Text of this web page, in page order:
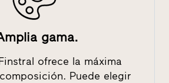
gama.
ofrece la máxima
Puede elegir